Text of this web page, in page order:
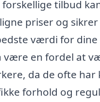
forskellige tilbud
priser og
værdi for dine
være en fordel at
da de ofte har
forhold og